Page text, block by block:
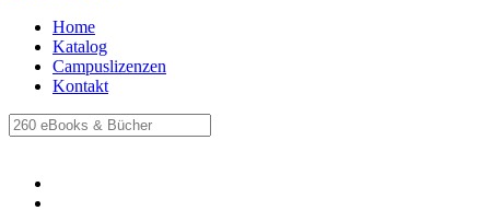
Home
Katalog
Campuslizenzen
Kontakt